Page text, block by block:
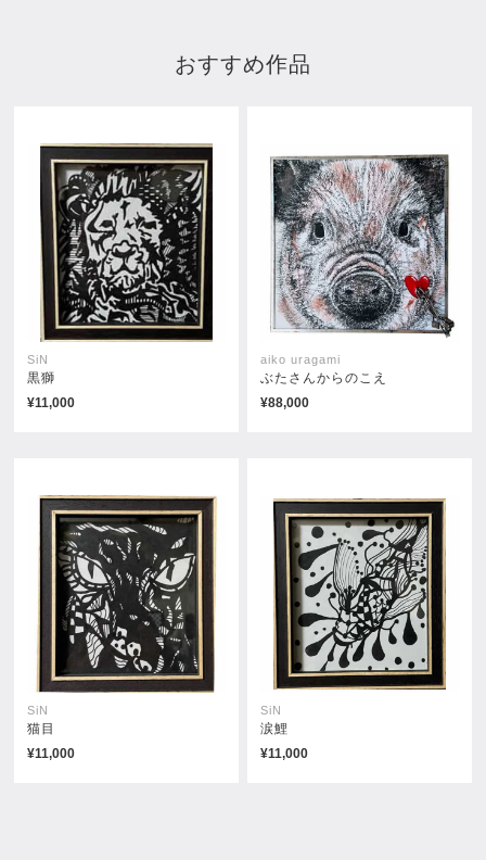
巻き物
再生
おすすめ作品
SiN
黒獅
¥11,000
aiko uragami
ぶたさんからのこえ
¥88,000
SiN
猫目
¥11,000
SiN
涙鯉
¥11,000